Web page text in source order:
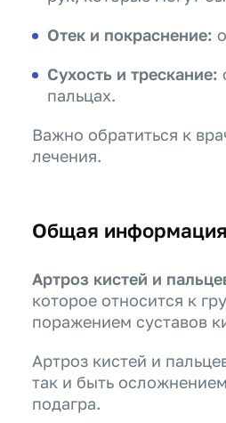
Отек и покраснение:
Сухость и трескание:
пальцах.
Важно обратиться к
лечения.
Общая информация
Артроз кистей и
которое относится к
поражением суставов
Артроз кистей и
так и быть
подагра.